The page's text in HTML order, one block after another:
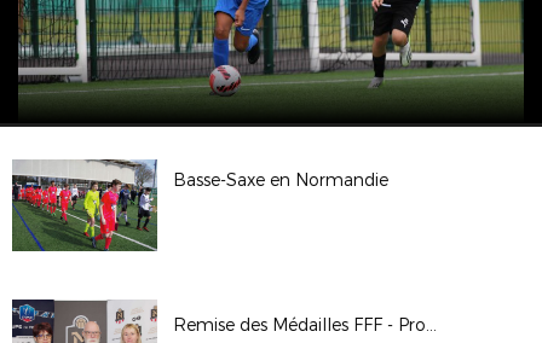
Basse-Saxe en Normandie
Remise des Médailles FFF - Promotion 2016 | Antenne de Caen